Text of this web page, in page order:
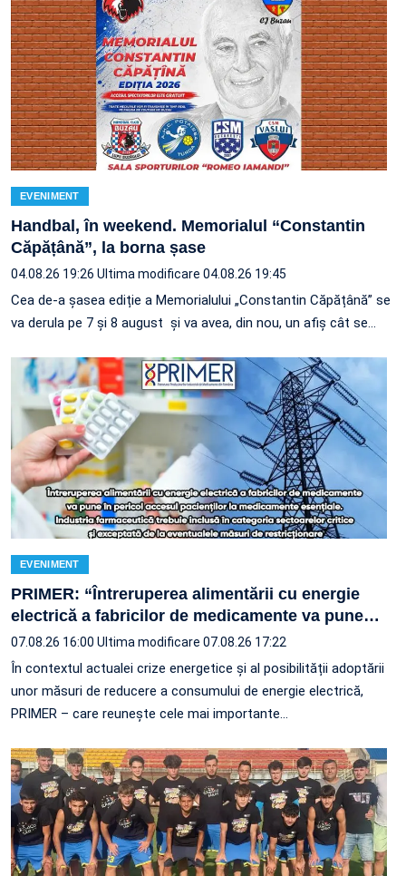
EVENIMENT
Handbal, în weekend. Memorialul “Constantin
Căpățână”, la borna șase
04.08.26 19:26 Ultima modificare 04.08.26 19:45
Cea de-a șasea ediție a Memorialului „Constantin Căpățână” se
va derula pe 7 și 8 august și va avea, din nou, un afiș cât se…
EVENIMENT
PRIMER: “Întreruperea alimentării cu energie
electrică a fabricilor de medicamente va pune…
07.08.26 16:00 Ultima modificare 07.08.26 17:22
În contextul actualei crize energetice și al posibilității adoptării
unor măsuri de reducere a consumului de energie electrică,
PRIMER – care reuneşte cele mai importante…